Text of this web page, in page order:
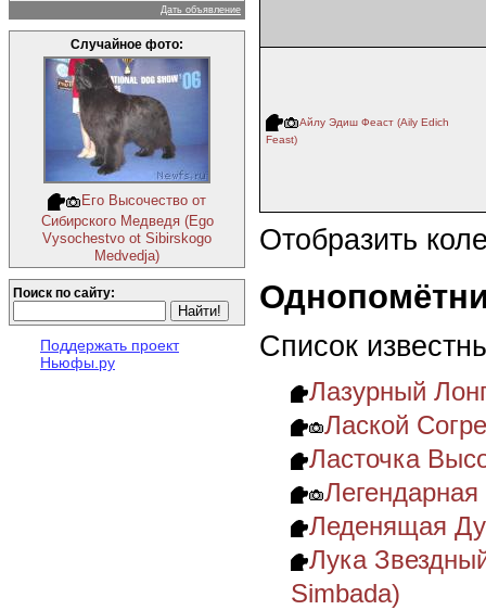
Дать объявление
Случайное фото:
Его Высочество от
Сибирского Медведя (Ego
Vysochestvo ot Sibirskogo
Medvedja)
Поиск по сайту:
Поддержать проект
Ньюфы.ру
Айлу Эдиш Феаст (Aily Edich
Feast)
Отобразить
Список
Лазурный
Лаской
Ласточка
Леденящая
Лука
Simbada)